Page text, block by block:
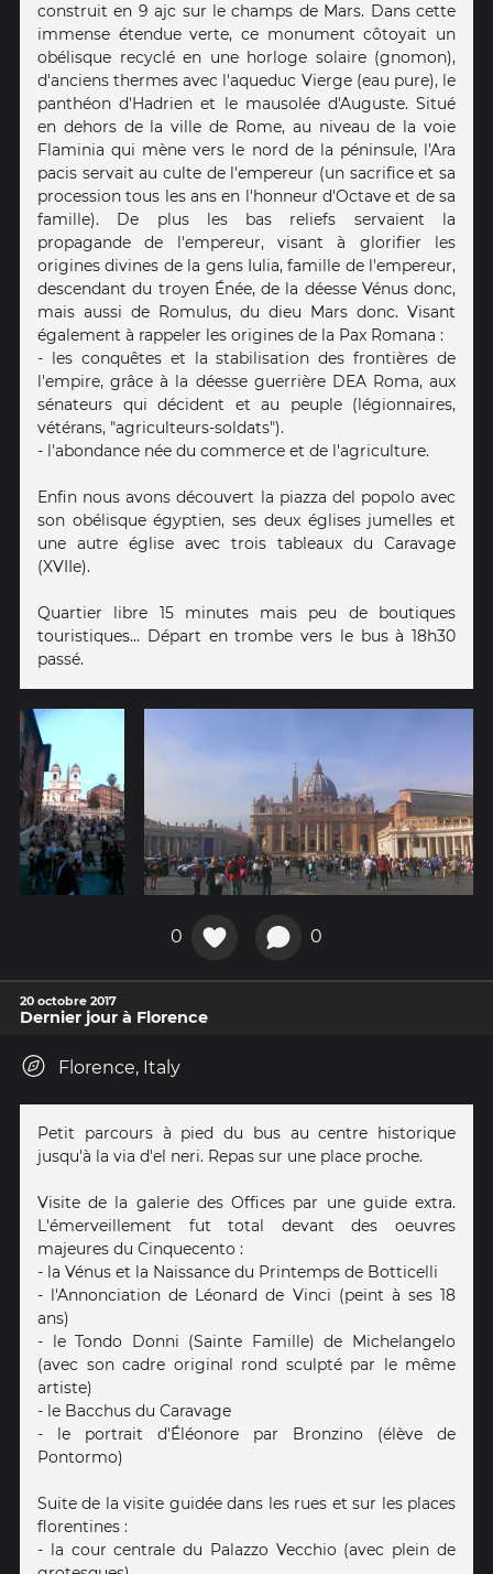
construit en 9 ajc sur le champs de Mars. Dans cette
immense étendue verte, ce monument côtoyait un
obélisque recyclé en une horloge solaire (gnomon),
d'anciens thermes avec l'aqueduc Vierge (eau pure), le
panthéon d'Hadrien et le mausolée d'Auguste. Situé
en dehors de la ville de Rome, au niveau de la voie
Flaminia qui mène vers le nord de la péninsule, l'Ara
pacis servait au culte de l'empereur (un sacrifice et sa
procession tous les ans en l'honneur d'Octave et de sa
famille). De plus les bas reliefs servaient la
propagande de l'empereur, visant à glorifier les
origines divines de la gens Iulia, famille de l'empereur,
descendant du troyen Énée, de la déesse Vénus donc,
mais aussi de Romulus, du dieu Mars donc. Visant
également à rappeler les origines de la Pax Romana :
- les conquêtes et la stabilisation des frontières de
l'empire, grâce à la déesse guerrière DEA Roma, aux
sénateurs qui décident et au peuple (légionnaires,
vétérans, "agriculteurs-soldats").
- l'abondance née du commerce et de l'agriculture.
Enfin nous avons découvert la piazza del popolo avec
son obélisque égyptien, ses deux églises jumelles et
une autre église avec trois tableaux du Caravage
(XVIIe).
Quartier libre 15 minutes mais peu de boutiques
touristiques... Départ en trombe vers le bus à 18h30
passé.
0 0
20 octobre 2017
Dernier jour à Florence
Florence, Italy
Petit parcours à pied du bus au centre historique
jusqu'à la via d'el neri. Repas sur une place proche.
Visite de la galerie des Offices par une guide extra.
L'émerveillement fut total devant des oeuvres
majeures du Cinquecento :
- la Vénus et la Naissance du Printemps de Botticelli
- l'Annonciation de Léonard de Vinci (peint à ses 18
ans)
- le Tondo Donni (Sainte Famille) de Michelangelo
(avec son cadre original rond sculpté par le même
artiste)
- le Bacchus du Caravage
- le portrait d'Éléonore par Bronzino (élève de
Pontormo)
Suite de la visite guidée dans les rues et sur les places
florentines :
- la cour centrale du Palazzo Vecchio (avec plein de